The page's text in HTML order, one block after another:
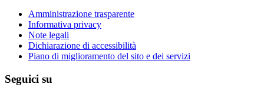
Amministrazione trasparente
Informativa privacy
Note legali
Dichiarazione di accessibilità
Piano di miglioramento del sito e dei servizi
Seguici su